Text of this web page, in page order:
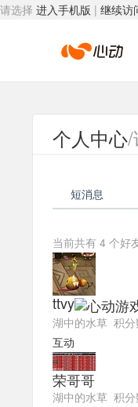
请选择 进入手机版 | 继续访
心
个人中心/
短消息
当前共有 4 个好
ttvy
湖中的水草 积分
互动
荣哥哥
湖中的水草 积分